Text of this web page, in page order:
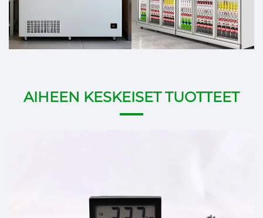
AIHEEN KESKEISET TUOTTEET